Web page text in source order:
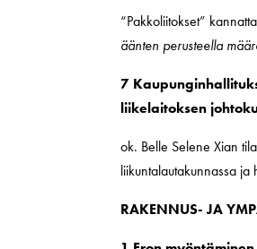
“Pakkoliitokset”
äänten perusteella
7
liikelaitoksen
ok. Belle Selene Xian
liikuntalautakunnassa
RAKENNUS- JA